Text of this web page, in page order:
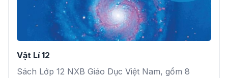
Vật Lí 12
Sách Lớp 12 NXB Giáo Dục Việt Nam, gồm 8